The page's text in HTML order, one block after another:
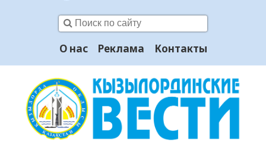
О нас Реклама Контакты